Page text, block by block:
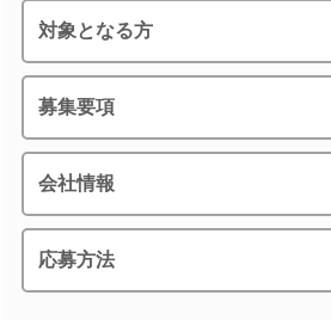
対象となる方
募集要項
会社情報
応募方法